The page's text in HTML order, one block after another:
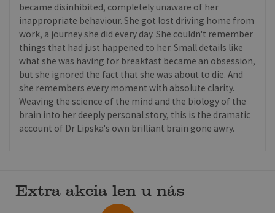
became disinhibited, completely unaware of her
inappropriate behaviour. She got lost driving home from
work, a journey she did every day. She couldn't remember
things that had just happened to her. Small details like
what she was having for breakfast became an obsession,
but she ignored the fact that she was about to die. And
she remembers every moment with absolute clarity.
Weaving the science of the mind and the biology of the
brain into her deeply personal story, this is the dramatic
account of Dr Lipska's own brilliant brain gone awry.
Extra akcia len u nás